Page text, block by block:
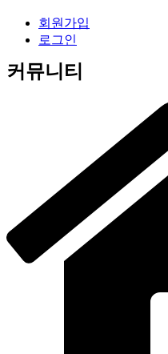
회원가입
로그인
커뮤니티